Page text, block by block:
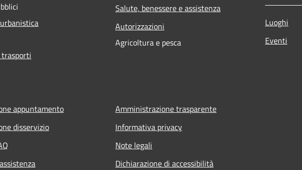
Salute, benessere e assistenza
Autorizzazioni
Agricoltura e pesca
Luoghi
Eventi
appuntamento
disservizio
Amministrazione trasparente
Informativa privacy
Note legali
Dichiarazione di accessibilità